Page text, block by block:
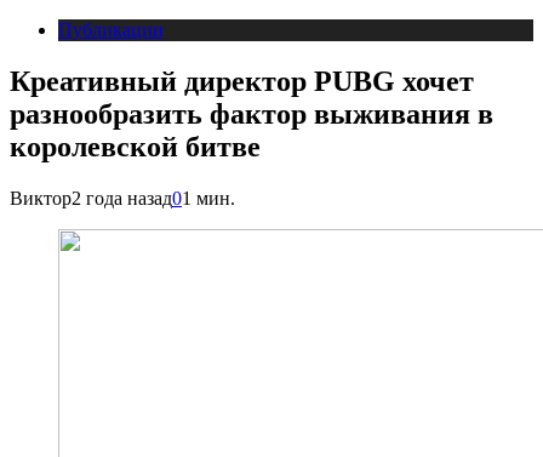
Публикации
Креативный директор PUBG хочет
разнообразить фактор выживания в
королевской битве
Виктор2 года назад01 мин.